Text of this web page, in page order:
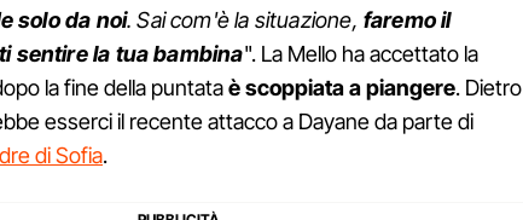
solo da noi. Sai com'è la situazione, faremo il
sentire la tua bambina". La Mello ha accettato la
la fine della puntataè scoppiata a piangere. Dietro
esserci il recente attacco a Dayane da parte di
di Sofia.